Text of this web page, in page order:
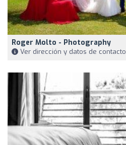
Roger Molto - Photography
Ver dirección y datos de contacto